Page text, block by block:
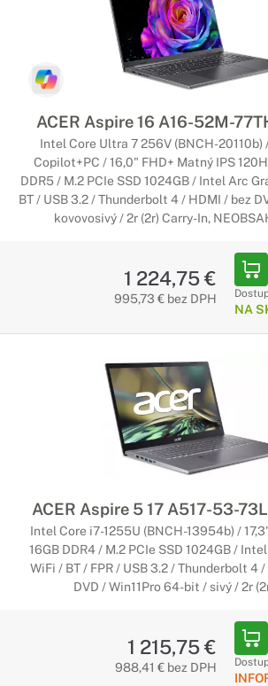
ACER Aspire 16 A16-52M-
Intel Core Ultra 7 256V (BNCH-
Copilot+PC / 16,0" FHD+ Matný IPS
DDR5 / M.2 PCIe SSD 1024GB / Intel Arc
BT / USB 3.2 / Thunderbolt 4 / HDMI / bez
kovovosivý / 2r (2r) Carry-In,
1 224,75 €
995,73 € bez DPH
NA
ACER Aspire 5 17 A517-53-
Intel Core i7-1255U (BNCH-13954b) /
16GB DDR4 / M.2 PCIe SSD 1024GB /
WiFi / BT / FPR / USB 3.2 / Thunderbolt 4
DVD / Win11Pro 64-bit / sivý / 2r
1 215,75 €
988,41 € bez DPH